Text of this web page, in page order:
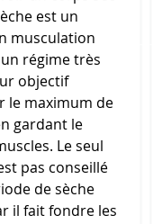
est un
musculation
régime très
objectif
le maximum de
gardant le
Le seul
pas conseillé
de sèche
il fait fondre les